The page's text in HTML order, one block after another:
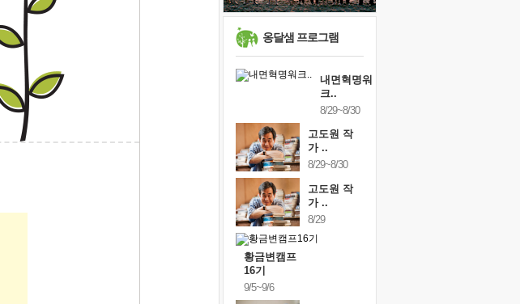
유년 시절의 부산 영도 바다
못된 꼰대들
너무 황홀한 꽃들이여!
옹달샘 프로그램
내면혁명워
크..
8/29~8/30
고도원 작
가 ..
8/29~8/30
고도원 작
가 ..
8/29
황금변캠프
16기
9/5~9/6